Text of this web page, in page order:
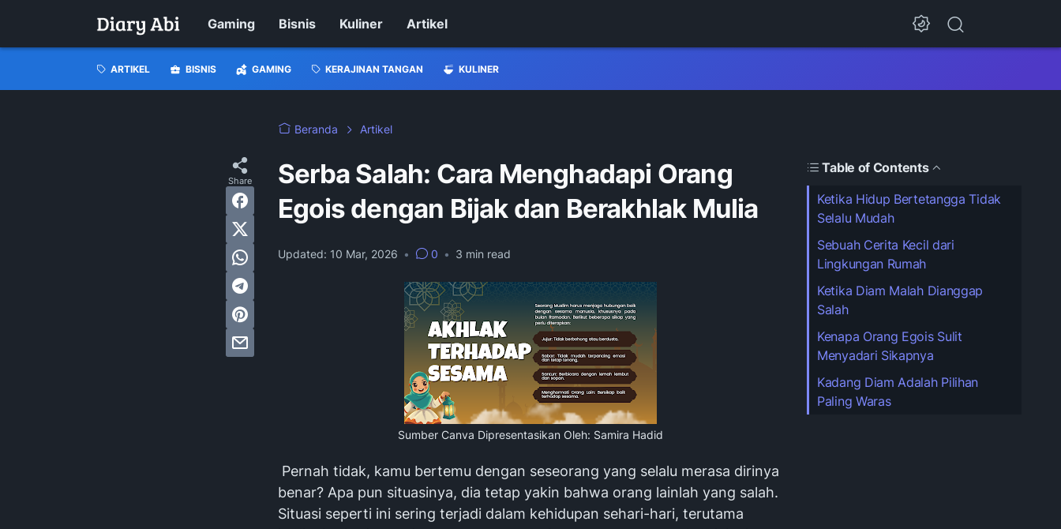
Gaming Bisnis Kuliner Artikel
ARTIKEL BISNIS GAMING KERAJINAN TANGAN KULINER
Beranda Artikel
Serba Salah: Cara Menghadapi Orang
Egois dengan Bijak dan Berakhlak Mulia
Updated: 10 Mar, 2026 • 0 • 3 min read
Table of Contents
Ketika Hidup Bertetangga Tidak
Selalu Mudah
Sebuah Cerita Kecil dari
Lingkungan Rumah
Ketika Diam Malah Dianggap
Salah
Kenapa Orang Egois Sulit
Menyadari Sikapnya
Kadang Diam Adalah Pilihan
Paling Waras
Sumber Canva Dipresentasikan Oleh: Samira Hadid
Pernah tidak, kamu bertemu dengan seseorang yang selalu merasa dirinya
benar? Apa pun situasinya, dia tetap yakin bahwa orang lainlah yang salah.
Situasi seperti ini sering terjadi dalam kehidupan sehari-hari, terutama